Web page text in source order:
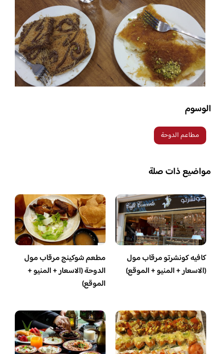
الوسوم
مطاعم الدوحة
مواضيع ذات صلة
كافيه كونشرتو مرقاب مول
(الاسعار + المنيو + الموقع)
مطعم شوكينج مرقاب مول
الدوحة (الاسعار + المنيو +
الموقع)